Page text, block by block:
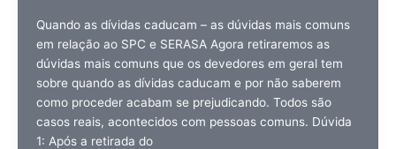
Quando as dívidas caducam – as dúvidas mais comuns
em relação ao SPC e SERASA Agora retiraremos as
dúvidas mais comuns que os devedores em geral tem
sobre quando as dívidas caducam e por não saberem
como proceder acabam se prejudicando. Todos são
casos reais, acontecidos com pessoas comuns. Dúvida
1: Após a retirada do